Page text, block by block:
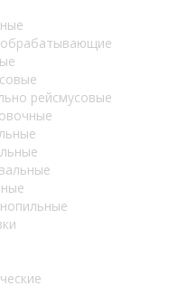
рейсмусовые